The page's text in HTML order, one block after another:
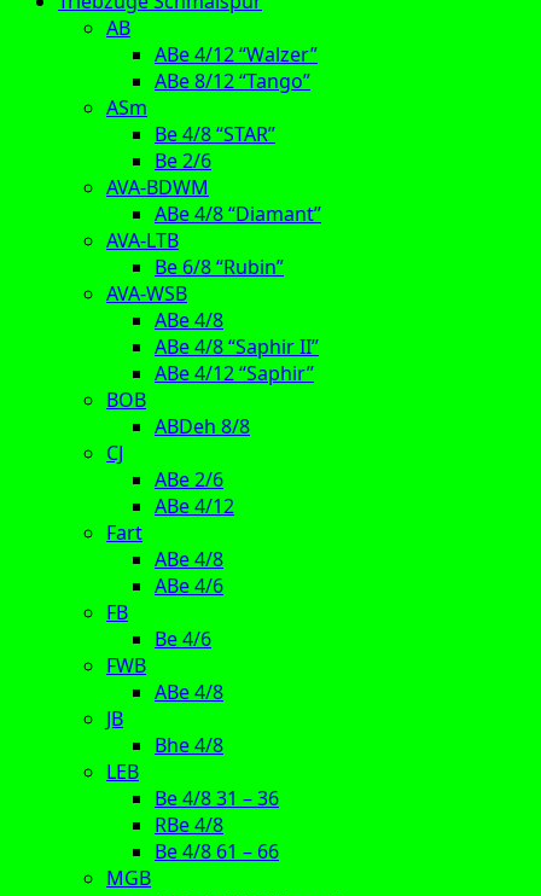
AB
ABe 4/12 “Walzer”
ABe 8/12 “Tango”
ASm
Be 4/8 “STAR”
Be 2/6
AVA-BDWM
ABe 4/8 “Diamant”
AVA-LTB
Be 6/8 “Rubin”
AVA-WSB
ABe 4/8
ABe 4/8 “Saphir II”
ABe 4/12 “Saphir”
BOB
ABDeh 8/8
CJ
ABe 2/6
ABe 4/12
Fart
ABe 4/8
ABe 4/6
FB
Be 4/6
FWB
ABe 4/8
JB
Bhe 4/8
LEB
Be 4/8 31 – 36
RBe 4/8
Be 4/8 61 – 66
MGB